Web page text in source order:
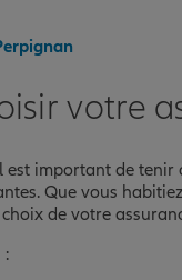
votre
est important de tenir
Que vous
de votre
: